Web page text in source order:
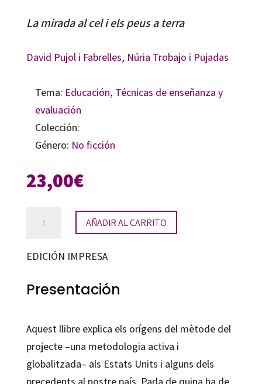
La mirada al cel i els peus a terra
David Pujol i Fabrelles, Núria Trobajo i Pujadas
Tema: Educación, Técnicas de enseñanza y
evaluación
Colección:
Género: No ficción
23,00€
cantidad
AÑADIR AL CARRITO
EDICIÓN IMPRESA
Presentación
Aquest llibre explica els orígens del mètode del
projecte –una metodologia activa i
globalitzada– als Estats Units i alguns dels
precedents al nostre país. Parla de quina ha de